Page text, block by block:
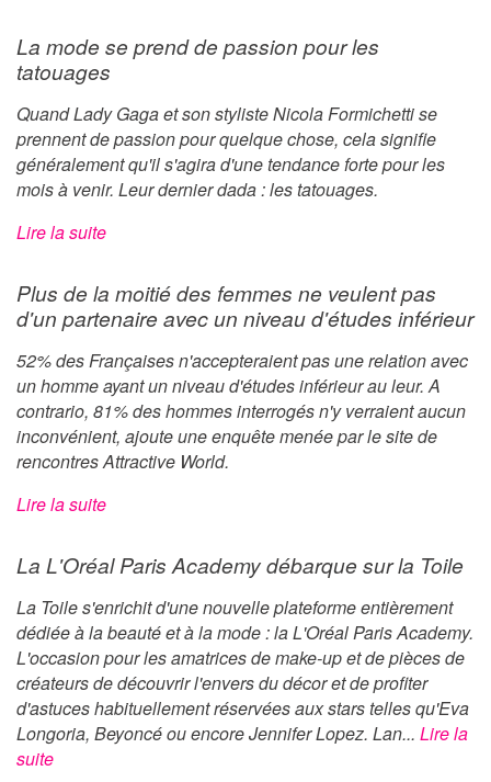
La mode se prend de passion pour les
tatouages
Quand Lady Gaga et son styliste Nicola Formichetti se
prennent de passion pour quelque chose, cela signifie
généralement qu'il s'agira d'une tendance forte pour les
mois à venir. Leur dernier dada : les tatouages.
Lire la suite
Plus de la moitié des femmes ne veulent pas
d'un partenaire avec un niveau d'études inférieur
52% des Françaises n'accepteraient pas une relation avec
un homme ayant un niveau d'études inférieur au leur. A
contrario, 81% des hommes interrogés n'y verraient aucun
inconvénient, ajoute une enquête menée par le site de
rencontres Attractive World.
Lire la suite
La L'Oréal Paris Academy débarque sur la Toile
La Toile s'enrichit d'une nouvelle plateforme entièrement
dédiée à la beauté et à la mode : la L'Oréal Paris Academy.
L'occasion pour les amatrices de make-up et de pièces de
créateurs de découvrir l'envers du décor et de profiter
d'astuces habituellement réservées aux stars telles qu'Eva
Longoria, Beyoncé ou encore Jennifer Lopez. Lan... Lire la
suite